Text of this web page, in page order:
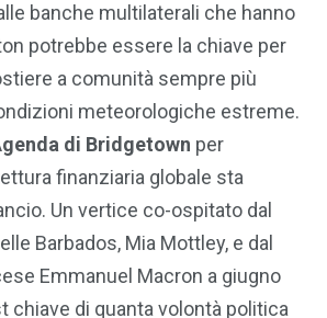
banche multilaterali che hanno
potrebbe essere la chiave per
a comunità sempre più
meteorologiche estreme.
di Bridgetown per
finanziaria globale sta
Un vertice co-ospitato dal
Barbados, Mia Mottley, e dal
Emmanuel Macron a giugno
chiave di quanta volontà politica